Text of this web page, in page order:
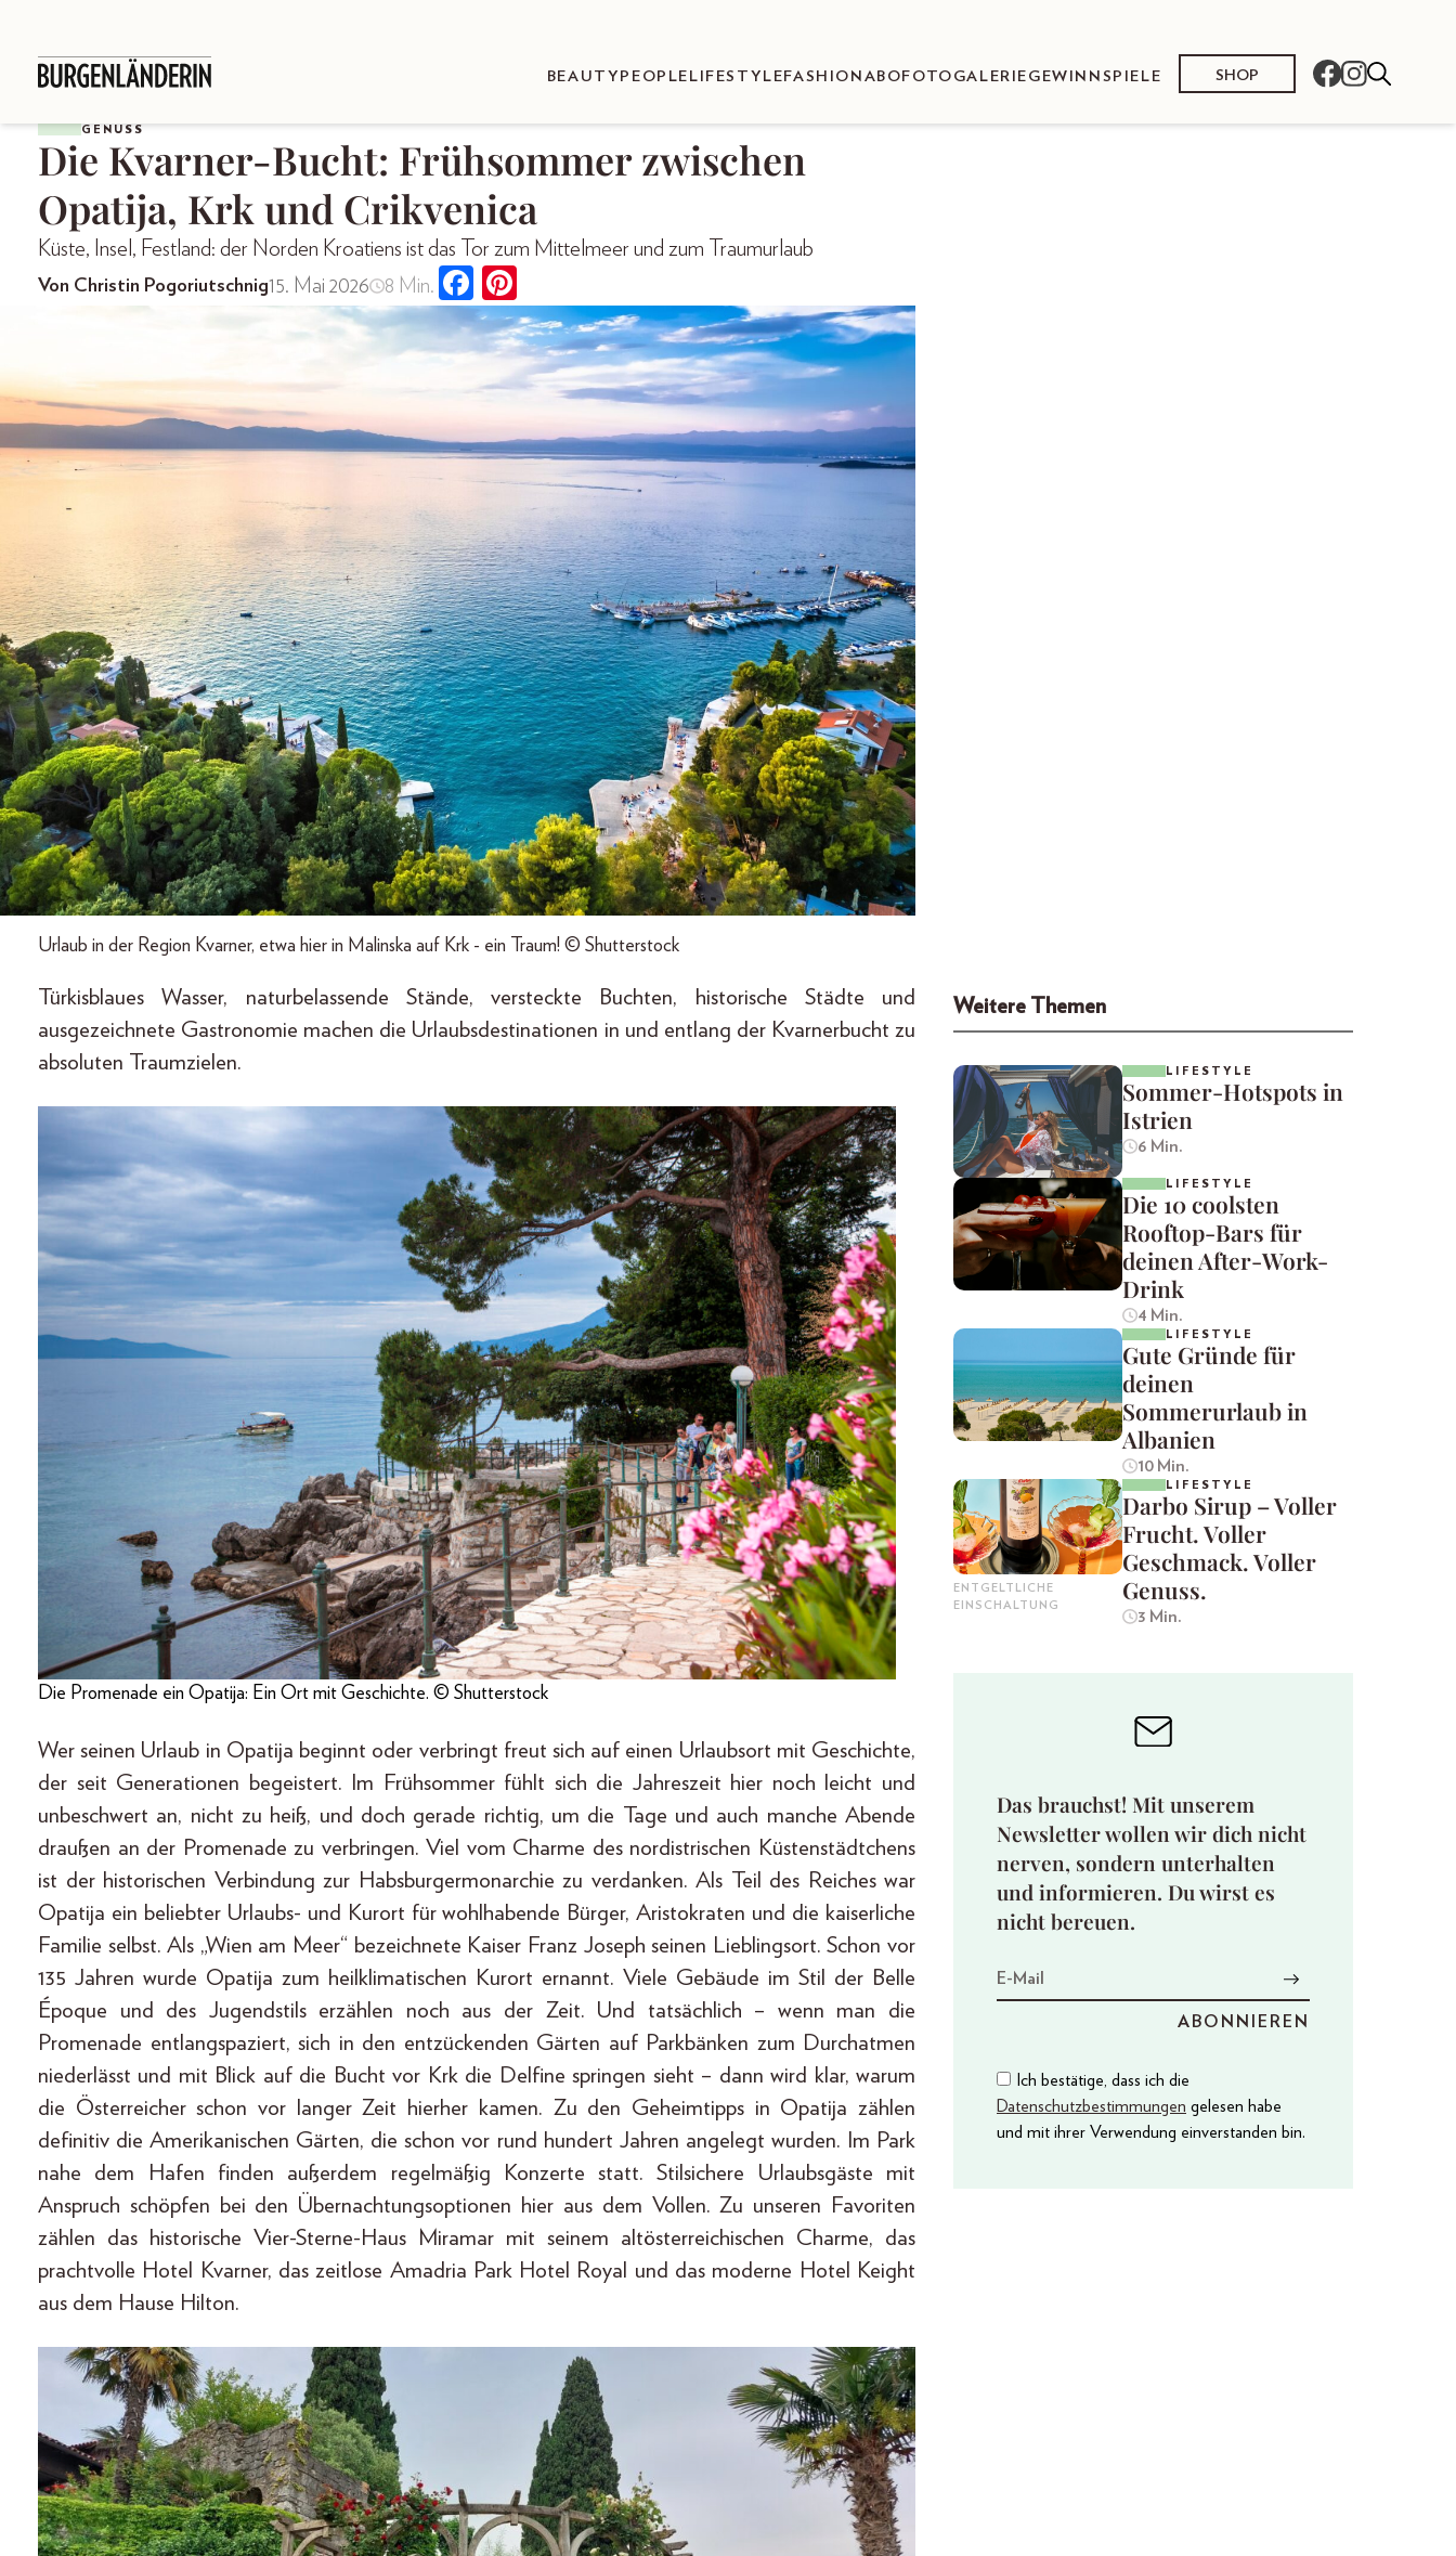
BEAUTY PEOPLE LIFESTYLEFASHION ABOFOTOGALERIE GEWINNSPIELE SHOP
GENUSS
Die Kvarner-Bucht: Frühsommer zwischen
Opatija, Krk und Crikvenica
Küste, Insel, Festland: der Norden Kroatiens ist das Tor zum Mittelmeer und zum Traumurlaub
Von Christin Pogoriutschnig15. Mai 2026 8 Min.
Urlaub in der Region Kvarner, etwa hier in Malinska auf Krk - ein Traum! © Shutterstock
Türkisblaues Wasser, naturbelassende Stände, versteckte Buchten, historische Städte und
ausgezeichnete Gastronomie machen die Urlaubsdestinationen in und entlang der Kvarnerbucht zu
absoluten Traumzielen.
Die Promenade ein Opatija: Ein Ort mit Geschichte. © Shutterstock
Wer seinen Urlaub in Opatija beginnt oder verbringt freut sich auf einen Urlaubsort mit Geschichte,
der seit Generationen begeistert. Im Frühsommer fühlt sich die Jahreszeit hier noch leicht und
unbeschwert an, nicht zu heiß, und doch gerade richtig, um die Tage und auch manche Abende
draußen an der Promenade zu verbringen. Viel vom Charme des nordistrischen Küstenstädtchens
ist der historischen Verbindung zur Habsburgermonarchie zu verdanken. Als Teil des Reiches war
Opatija ein beliebter Urlaubs- und Kurort für wohlhabende Bürger, Aristokraten und die kaiserliche
Familie selbst. Als „Wien am Meer“ bezeichnete Kaiser Franz Joseph seinen Lieblingsort. Schon vor
135 Jahren wurde Opatija zum heilklimatischen Kurort ernannt. Viele Gebäude im Stil der Belle
Époque und des Jugendstils erzählen noch aus der Zeit. Und tatsächlich – wenn man die
Promenade entlangspaziert, sich in den entzückenden Gärten auf Parkbänken zum Durchatmen
niederlässt und mit Blick auf die Bucht vor Krk die Delfine springen sieht – dann wird klar, warum
die Österreicher schon vor langer Zeit hierher kamen. Zu den Geheimtipps in Opatija zählen
definitiv die Amerikanischen Gärten, die schon vor rund hundert Jahren angelegt wurden. Im Park
nahe dem Hafen finden außerdem regelmäßig Konzerte statt. Stilsichere Urlaubsgäste mit
Anspruch schöpfen bei den Übernachtungsoptionen hier aus dem Vollen. Zu unseren Favoriten
zählen das historische Vier-Sterne-Haus Miramar mit seinem altösterreichischen Charme, das
prachtvolle Hotel Kvarner, das zeitlose Amadria Park Hotel Royal und das moderne Hotel Keight
aus dem Hause Hilton.
Weitere Themen
LIFESTYLE
Sommer-Hotspots in
Istrien
6 Min.
LIFESTYLE
Die 10 coolsten
Rooftop-Bars für
deinen After-Work-
Drink
4 Min.
LIFESTYLE
Gute Gründe für
deinen
Sommerurlaub in
Albanien
10 Min.
ENTGELTLICHE
EINSCHALTUNG
LIFESTYLE
Darbo Sirup – Voller
Frucht. Voller
Geschmack. Voller
Genuss.
3 Min.
Das brauchst! Mit unserem
Newsletter wollen wir dich nicht
nerven, sondern unterhalten
und informieren. Du wirst es
nicht bereuen.
Ich bestätige, dass ich die
Datenschutzbestimmungen gelesen habe
und mit ihrer Verwendung einverstanden bin.